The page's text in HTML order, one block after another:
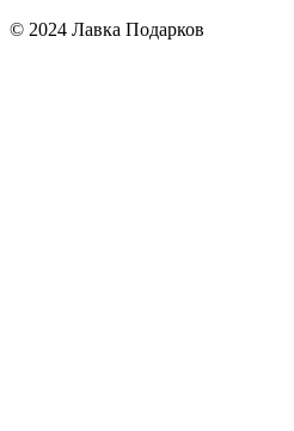
© 2024 Лавка Подарков